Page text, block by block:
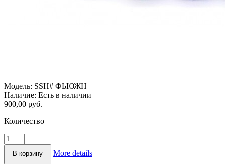
Модель: SSH# ФЬЮЖН
Наличие: Есть в наличии
900,00 руб.
Количество
More details